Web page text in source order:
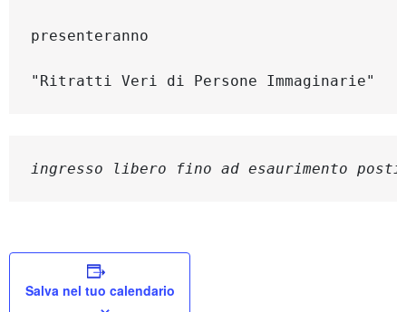
presenteranno
"Ritratti Veri di Persone Immaginarie"
ingresso libero fino ad esaurimento posti
Salva nel tuo calendario